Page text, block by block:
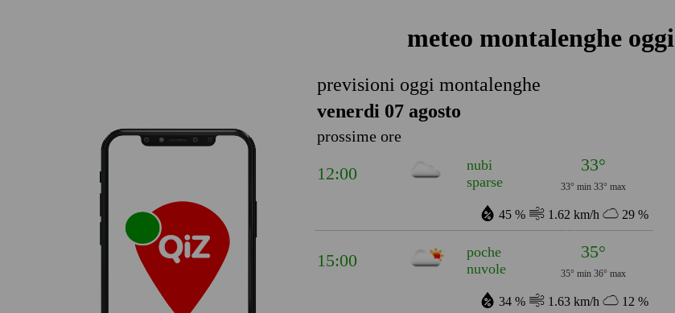
meteo montalenghe oggi
previsioni oggi montalenghe
venerdi 07 agosto
prossime ore
12:00
nubi
sparse
33°
33° min 33° max
45 % 1.62 km/h 29 %
15:00
poche
nuvole
35°
35° min 36° max
34 % 1.63 km/h 12 %